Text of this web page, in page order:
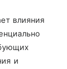
влияния
и